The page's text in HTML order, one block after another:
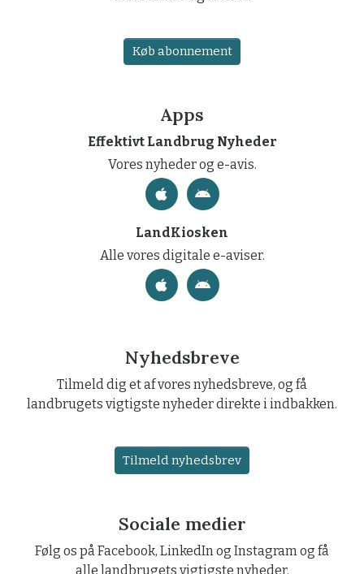
Køb abonnement
Apps
Effektivt Landbrug Nyheder
Vores nyheder og e-avis.
LandKiosken
Alle vores digitale e-aviser.
Nyhedsbreve
Tilmeld dig et af vores nyhedsbreve, og få
landbrugets vigtigste nyheder direkte i indbakken.
Tilmeld nyhedsbrev
Sociale medier
Følg os på Facebook, LinkedIn og Instagram og få
alle landbrugets vigtigste nyheder.